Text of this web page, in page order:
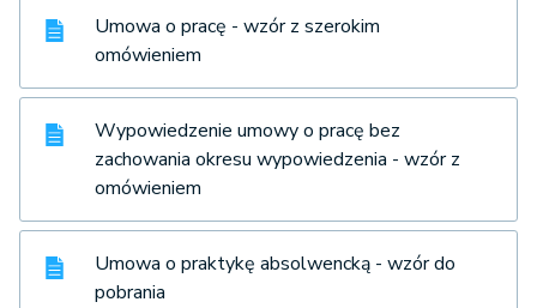
Umowa o pracę - wzór z szerokim
omówieniem
Wypowiedzenie umowy o pracę bez
zachowania okresu wypowiedzenia - wzór z
omówieniem
Umowa o praktykę absolwencką - wzór do
pobrania